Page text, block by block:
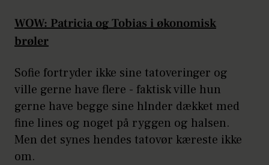
WOW: Patricia og Tobias i økonomisk
brøler
Sofie fortryder ikke sine tatoveringer og
ville gerne have flere - faktisk ville hun
gerne have begge sine hlnder dækket med
fine lines og noget på ryggen og halsen.
Men det synes hendes tatovør kæreste ikke
om.